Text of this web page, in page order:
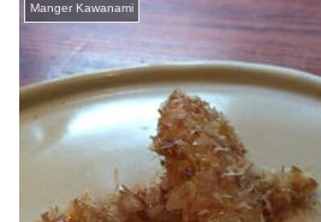
Manger Kawanami